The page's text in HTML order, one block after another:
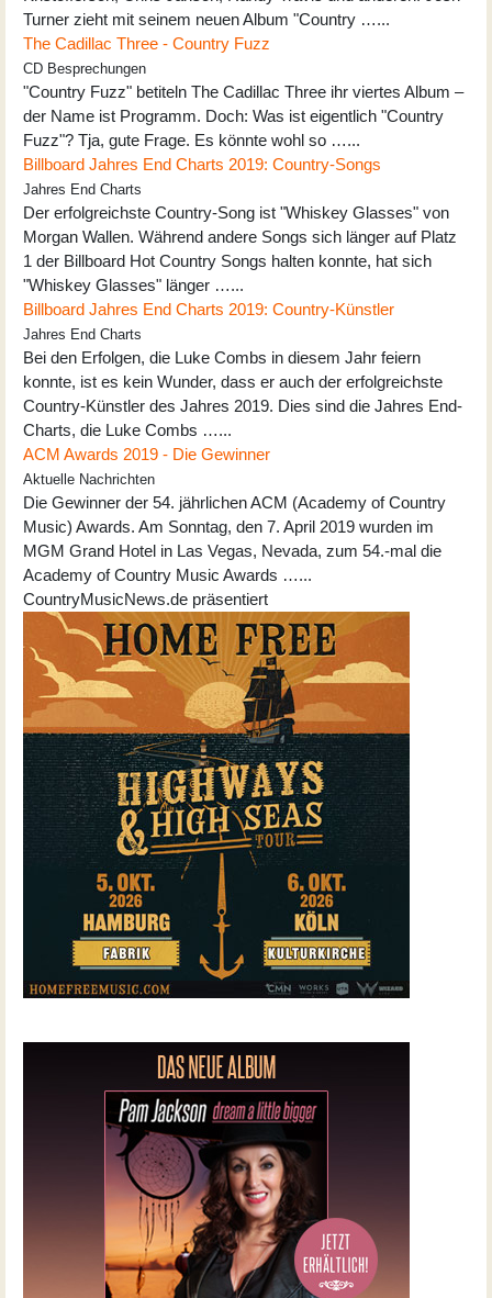
Turner zieht mit seinem neuen Album "Country …...
The Cadillac Three - Country Fuzz
CD Besprechungen
"Country Fuzz" betiteln The Cadillac Three ihr viertes Album –
der Name ist Programm. Doch: Was ist eigentlich "Country
Fuzz"? Tja, gute Frage. Es könnte wohl so …...
Billboard Jahres End Charts 2019: Country-Songs
Jahres End Charts
Der erfolgreichste Country-Song ist "Whiskey Glasses" von
Morgan Wallen. Während andere Songs sich länger auf Platz
1 der Billboard Hot Country Songs halten konnte, hat sich
"Whiskey Glasses" länger …...
Billboard Jahres End Charts 2019: Country-Künstler
Jahres End Charts
Bei den Erfolgen, die Luke Combs in diesem Jahr feiern
konnte, ist es kein Wunder, dass er auch der erfolgreichste
Country-Künstler des Jahres 2019. Dies sind die Jahres End-
Charts, die Luke Combs …...
ACM Awards 2019 - Die Gewinner
Aktuelle Nachrichten
Die Gewinner der 54. jährlichen ACM (Academy of Country
Music) Awards. Am Sonntag, den 7. April 2019 wurden im
MGM Grand Hotel in Las Vegas, Nevada, zum 54.-mal die
Academy of Country Music Awards …...
CountryMusicNews.de präsentiert